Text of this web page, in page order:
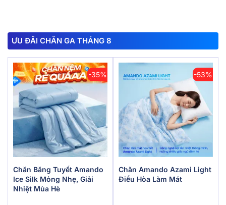
ƯU ĐÃI CHĂN GA THÁNG 8
-35%
Chăn Băng Tuyết Amando
Ice Silk Mỏng Nhẹ, Giải
Nhiệt Mùa Hè
-53%
Chăn Amando Azami Light
Điều Hòa Làm Mát